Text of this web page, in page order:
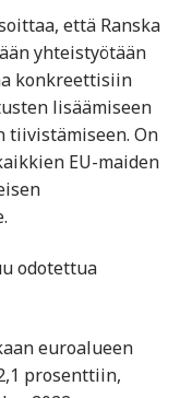
että Ranska
yhteistyötään
konkreettisiin
lisäämiseen
tiivistämiseen. On
EU-maiden
odotettua
euroalueen
prosenttiin,